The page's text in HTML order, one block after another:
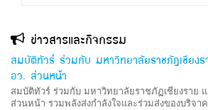
ข่าวสารและกิจกรรม
สมบัติทัวร์ ร่วมกับ มหาวิทยาลัยราชภัฏเชียง
อว. ส่วนหน้า
สมบัติทัวร์ ร่วมกับ มหาวิทยาลัยราชภัฏเชียงราย
ส่วนหน้า รวมพลังส่งกำลังใจและร่วมส่งของบริจา